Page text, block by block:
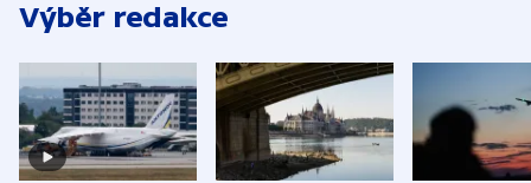
Výběr redakce